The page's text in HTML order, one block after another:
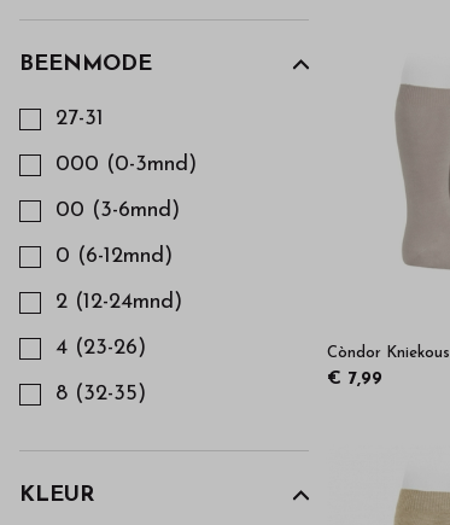
Bestel
kinderkleding
van
hoge
kwaliteit
in
onze
webshop
BEENMODE
27-31
000 (0-3mnd)
00 (3-6mnd)
0 (6-12mnd)
2 (12-24mnd)
4 (23-26)
8 (32-35)
KLEUR
Còndor Kniekous
€ 7,99